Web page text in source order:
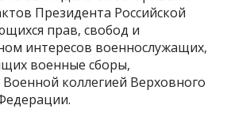
Президента Российской
прав, свобод и
интересов военнослужащих,
военные сборы,
коллегией Верховного